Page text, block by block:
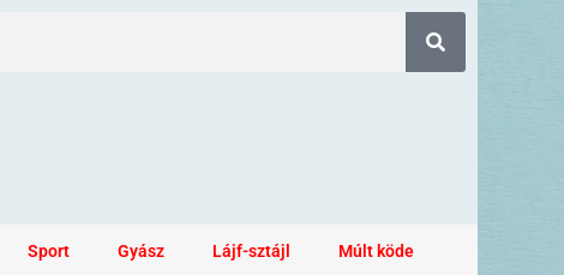
Sport Gyász Lájf-sztájl Múlt köde